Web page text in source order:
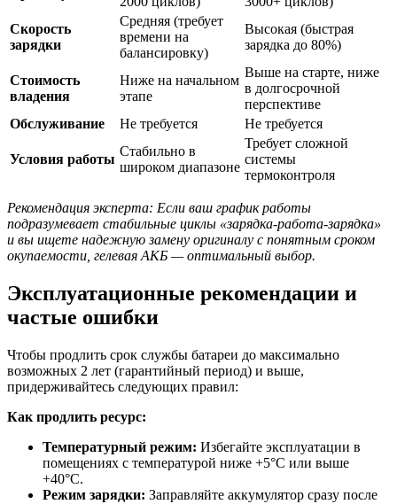
Скорость
зарядки
Средняя (требует
времени на
балансировку)
Высокая (быстрая
зарядка до 80%)
Стоимость
владения
Ниже на начальном
этапе
Выше на старте, ниже
в долгосрочной
перспективе
Обслуживание
Не требуется Не требуется
Условия работы
Стабильно в
широком диапазоне
Требует сложной
системы
термоконтроля
Рекомендация эксперта: Если ваш график работы
подразумевает стабильные циклы «зарядка-работа-зарядка»
и вы ищете надежную замену оригиналу с понятным сроком
окупаемости, гелевая АКБ — оптимальный выбор.
Эксплуатационные рекомендации и
частые ошибки
Чтобы продлить срок службы батареи до максимально
возможных 2 лет (гарантийный период) и выше,
придерживайтесь следующих правил:
Как продлить ресурс:
Температурный режим: Избегайте эксплуатации в
помещениях с температурой ниже +5°C или выше
+40°C.
Режим зарядки: Заправляйте аккумулятор сразу после